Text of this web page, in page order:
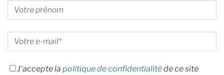
J'accepte la politique de confidentialitéde ce site